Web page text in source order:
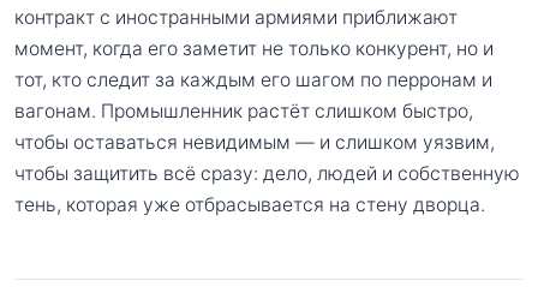
контракт с иностранными армиями приближают
момент, когда его заметит не только конкурент, но и
тот, кто следит за каждым его шагом по перронам и
вагонам. Промышленник растёт слишком быстро,
чтобы оставаться невидимым — и слишком уязвим,
чтобы защитить всё сразу: дело, людей и собственную
тень, которая уже отбрасывается на стену дворца.